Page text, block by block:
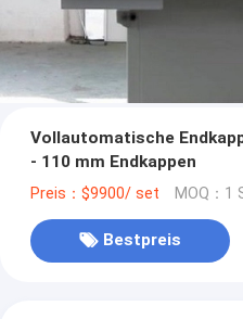
Vollautomatische
- 110 mm Endkappen
Preis：$9900/ set MOQ：1
Bestpreis